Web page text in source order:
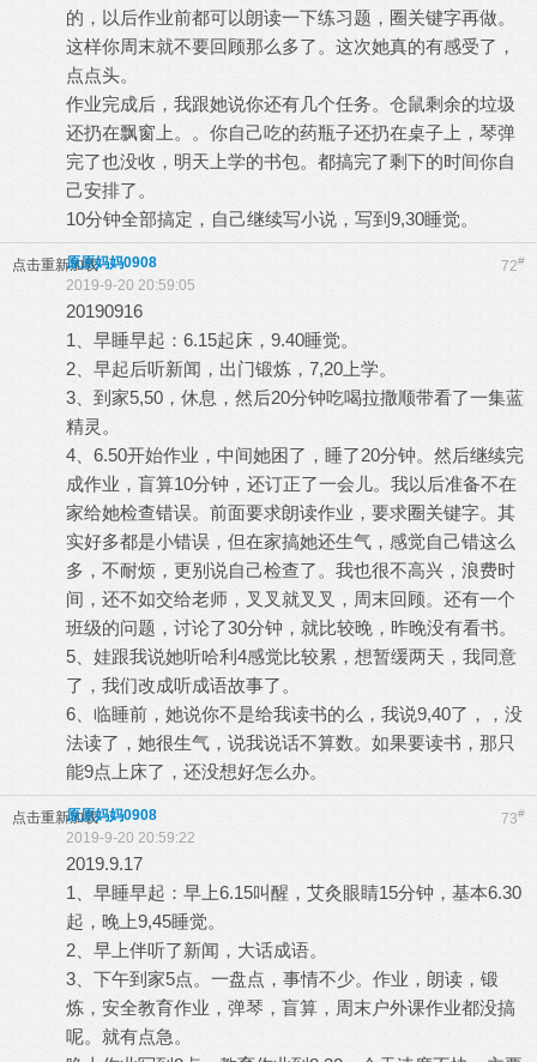
的，以后作业前都可以朗读一下练习题，圈关键字再做。
这样你周末就不要回顾那么多了。这次她真的有感受了，
点点头。
作业完成后，我跟她说你还有几个任务。仓鼠剩余的垃圾
还扔在飘窗上。。你自己吃的药瓶子还扔在桌子上，琴弹
完了也没收，明天上学的书包。都搞完了剩下的时间你自
己安排了。
10分钟全部搞定，自己继续写小说，写到9,30睡觉。
点击重新加载 72#
原原妈妈0908
2019-9-20 20:59:05
20190916
1、早睡早起：6.15起床，9.40睡觉。
2、早起后听新闻，出门锻炼，7,20上学。
3、到家5,50，休息，然后20分钟吃喝拉撒顺带看了一集蓝
精灵。
4、6.50开始作业，中间她困了，睡了20分钟。然后继续完
成作业，盲算10分钟，还订正了一会儿。我以后准备不在
家给她检查错误。前面要求朗读作业，要求圈关键字。其
实好多都是小错误，但在家搞她还生气，感觉自己错这么
多，不耐烦，更别说自己检查了。我也很不高兴，浪费时
间，还不如交给老师，叉叉就叉叉，周末回顾。还有一个
班级的问题，讨论了30分钟，就比较晚，昨晚没有看书。
5、娃跟我说她听哈利4感觉比较累，想暂缓两天，我同意
了，我们改成听成语故事了。
6、临睡前，她说你不是给我读书的么，我说9,40了，，没
法读了，她很生气，说我说话不算数。如果要读书，那只
能9点上床了，还没想好怎么办。
点击重新加载 73#
原原妈妈0908
2019-9-20 20:59:22
2019.9.17
1、早睡早起：早上6.15叫醒，艾灸眼睛15分钟，基本6.30
起，晚上9,45睡觉。
2、早上伴听了新闻，大话成语。
3、下午到家5点。一盘点，事情不少。作业，朗读，锻
炼，安全教育作业，弹琴，盲算，周末户外课作业都没搞
呢。就有点急。